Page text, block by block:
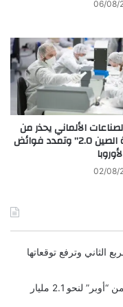
الآلية في بعض
06/08/
الألماني يحذر من
“صدمة الصين 2.0” وتمدد فوائض
02/08/
الثاني وترفع توقعاتها
تمويل جديد يرفع تقييم “مووف” المدعومة من “أوبر” لنحو 2.1 مليار